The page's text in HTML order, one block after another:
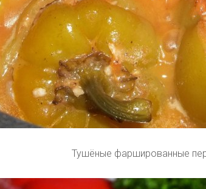
Тушёные фаршированные